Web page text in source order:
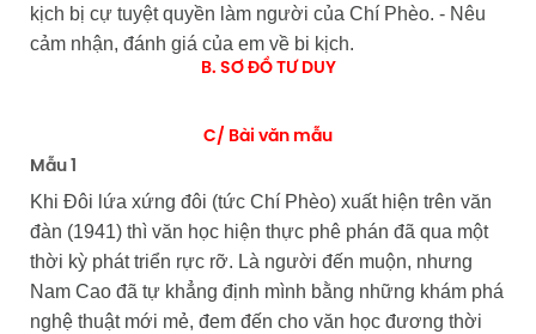
kịch bị cự tuyệt quyền làm người của Chí Phèo. - Nêu
cảm nhận, đánh giá của em về bi kịch.
B. SƠ ĐỒ TƯ DUY
C/ Bài văn mẫu
Mẫu 1
Khi Đôi lứa xứng đôi (tức Chí Phèo) xuất hiện trên văn
đàn (1941) thì văn học hiện thực phê phán đã qua một
thời kỳ phát triển rực rỡ. Là người đến muộn, nhưng
Nam Cao đã tự khẳng định mình bằng những khám phá
nghệ thuật mới mẻ, đem đến cho văn học đương thời